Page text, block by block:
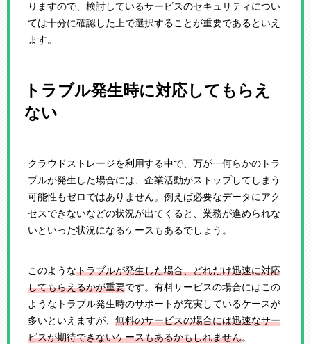
りますので、検討しているサービスのセキュリティについ
ては十分に確認した上で選択することが重要であるといえ
ます。
トラブル発生時に対応してもらえ
ない
クラウドストレージを利用する中で、万が一何らかのトラ
ブルが発生した場合には、企業活動がストップしてしまう
可能性もゼロではありません。例えば必要なデータにアク
セスできないなどの状況が出てくると、業務が進められな
いといった状況になるケースもあるでしょう。
このようなトラブルが発生した場合、どれだけ迅速に対応
してもらえるかが重要です。有料サービスの場合にはこの
ようなトラブル発生時のサポートが充実しているケースが
多いといえますが、 無料のサービスの場合には迅速なサー
ビスが期待できないケースもあるかもしれません。